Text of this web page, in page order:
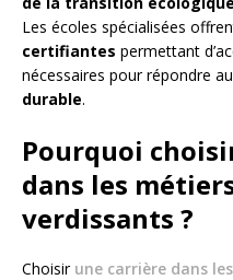
Les écoles spécialisées
certifiantes permettant
nécessaires pour répondre
durable.
Pourquoi
dans les
verdissants ?
Choisir une carrière dans